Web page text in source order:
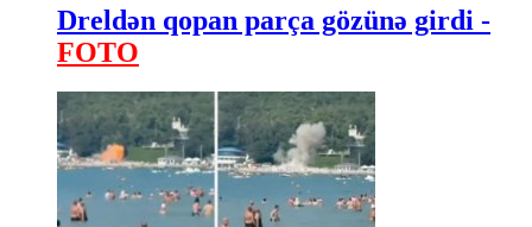
Dreldən qopan parça gözünə girdi -
FOTO